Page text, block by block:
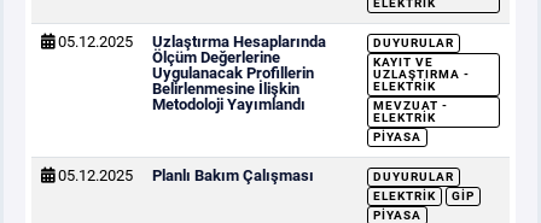
ELEKTRIK
05.12.2025
Uzlaştırma Hesaplarında
Ölçüm Değerlerine
Uygulanacak Profillerin
Belirlenmesine İlişkin
Metodoloji Yayımlandı
DUYURULAR
KAYIT VE
UZLAŞTIRMA -
ELEKTRIK
MEVZUAT -
ELEKTRIK
PIYASA
05.12.2025 Planlı Bakım Çalışması
DUYURULAR
ELEKTRIK
GİP
PIYASA